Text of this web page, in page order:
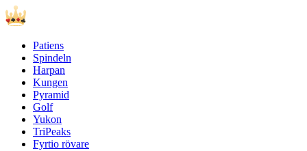
Patiens
Spindeln
Harpan
Kungen
Pyramid
Golf
Yukon
TriPeaks
Fyrtio rövare